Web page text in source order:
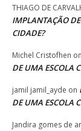
THIAGO DE
IMPLANTAÇÃO
CIDADE?
Michel Cristofhen on
DE UMA ESCOLA
jamil jamil_ayde on
DE UMA ESCOLA
Jandira gomes de